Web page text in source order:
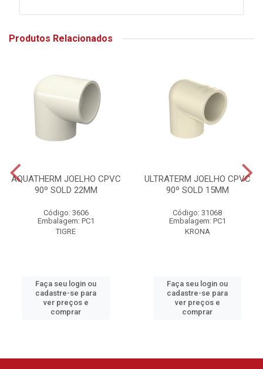
Produtos Relacionados
AQUATHERM JOELHO CPVC
90º SOLD 22MM
Código: 3606
Embalagem: PC1
TIGRE
Faça seu login ou
cadastre-se para
ver preços e
comprar
ULTRATERM JOELHO CPVC
90º SOLD 15MM
Código: 31068
Embalagem: PC1
KRONA
Faça seu login ou
cadastre-se para
ver preços e
comprar